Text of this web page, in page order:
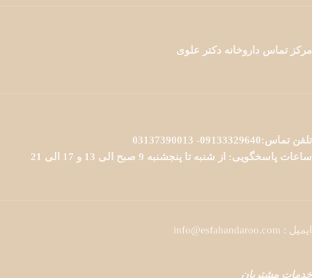
مرکز تماس داروخانه دکتر علوی
تلفن تماس:09133329640- 03137390013
ساعات پاسخگویی: از شنبه تا پنجشنبه 9 صبح الی 13 و 17 الی 21
ایمیل : info@esfahandaroo.com
خدمات مشتریان